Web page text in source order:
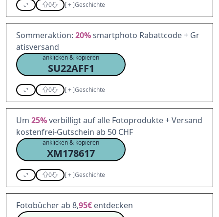
0 [+]Geschichte
Sommeraktion: 20%smartphoto Rabattcode + Gr
atisversand
anklicken & kopieren
SU22AFF1
0 [+]Geschichte
Um 25%verbilligt auf alle Fotoprodukte + Versand
kostenfrei-Gutschein ab 50 CHF
anklicken & kopieren
XM178617
0 [+]Geschichte
Fotobücher ab 8,95€ entdecken